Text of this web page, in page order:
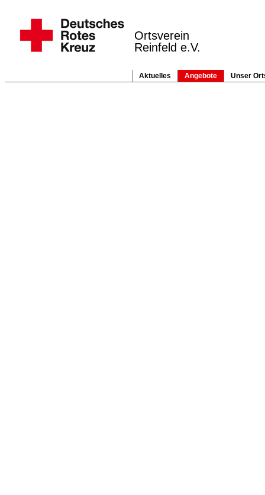
Ortsverein
Reinfeld e.V.
Aktuelles Angebote Unser